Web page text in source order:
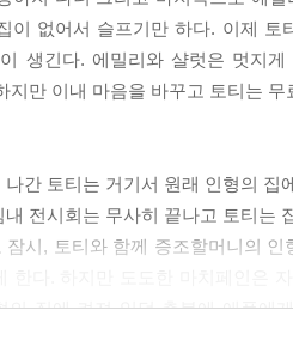
이 없어서 슬프기만 하다. 이제
이 생긴다. 에밀리와 샬럿은 멋지
지만 이내 마음을 바꾸고 토티는
나간 토티는 거기서 원래 인형의
내 전시회는 무사히 끝나고 토티는
잠시, 토티와 함께 증조할머니의
의 집에 켜져 있던 촛불에 애플에